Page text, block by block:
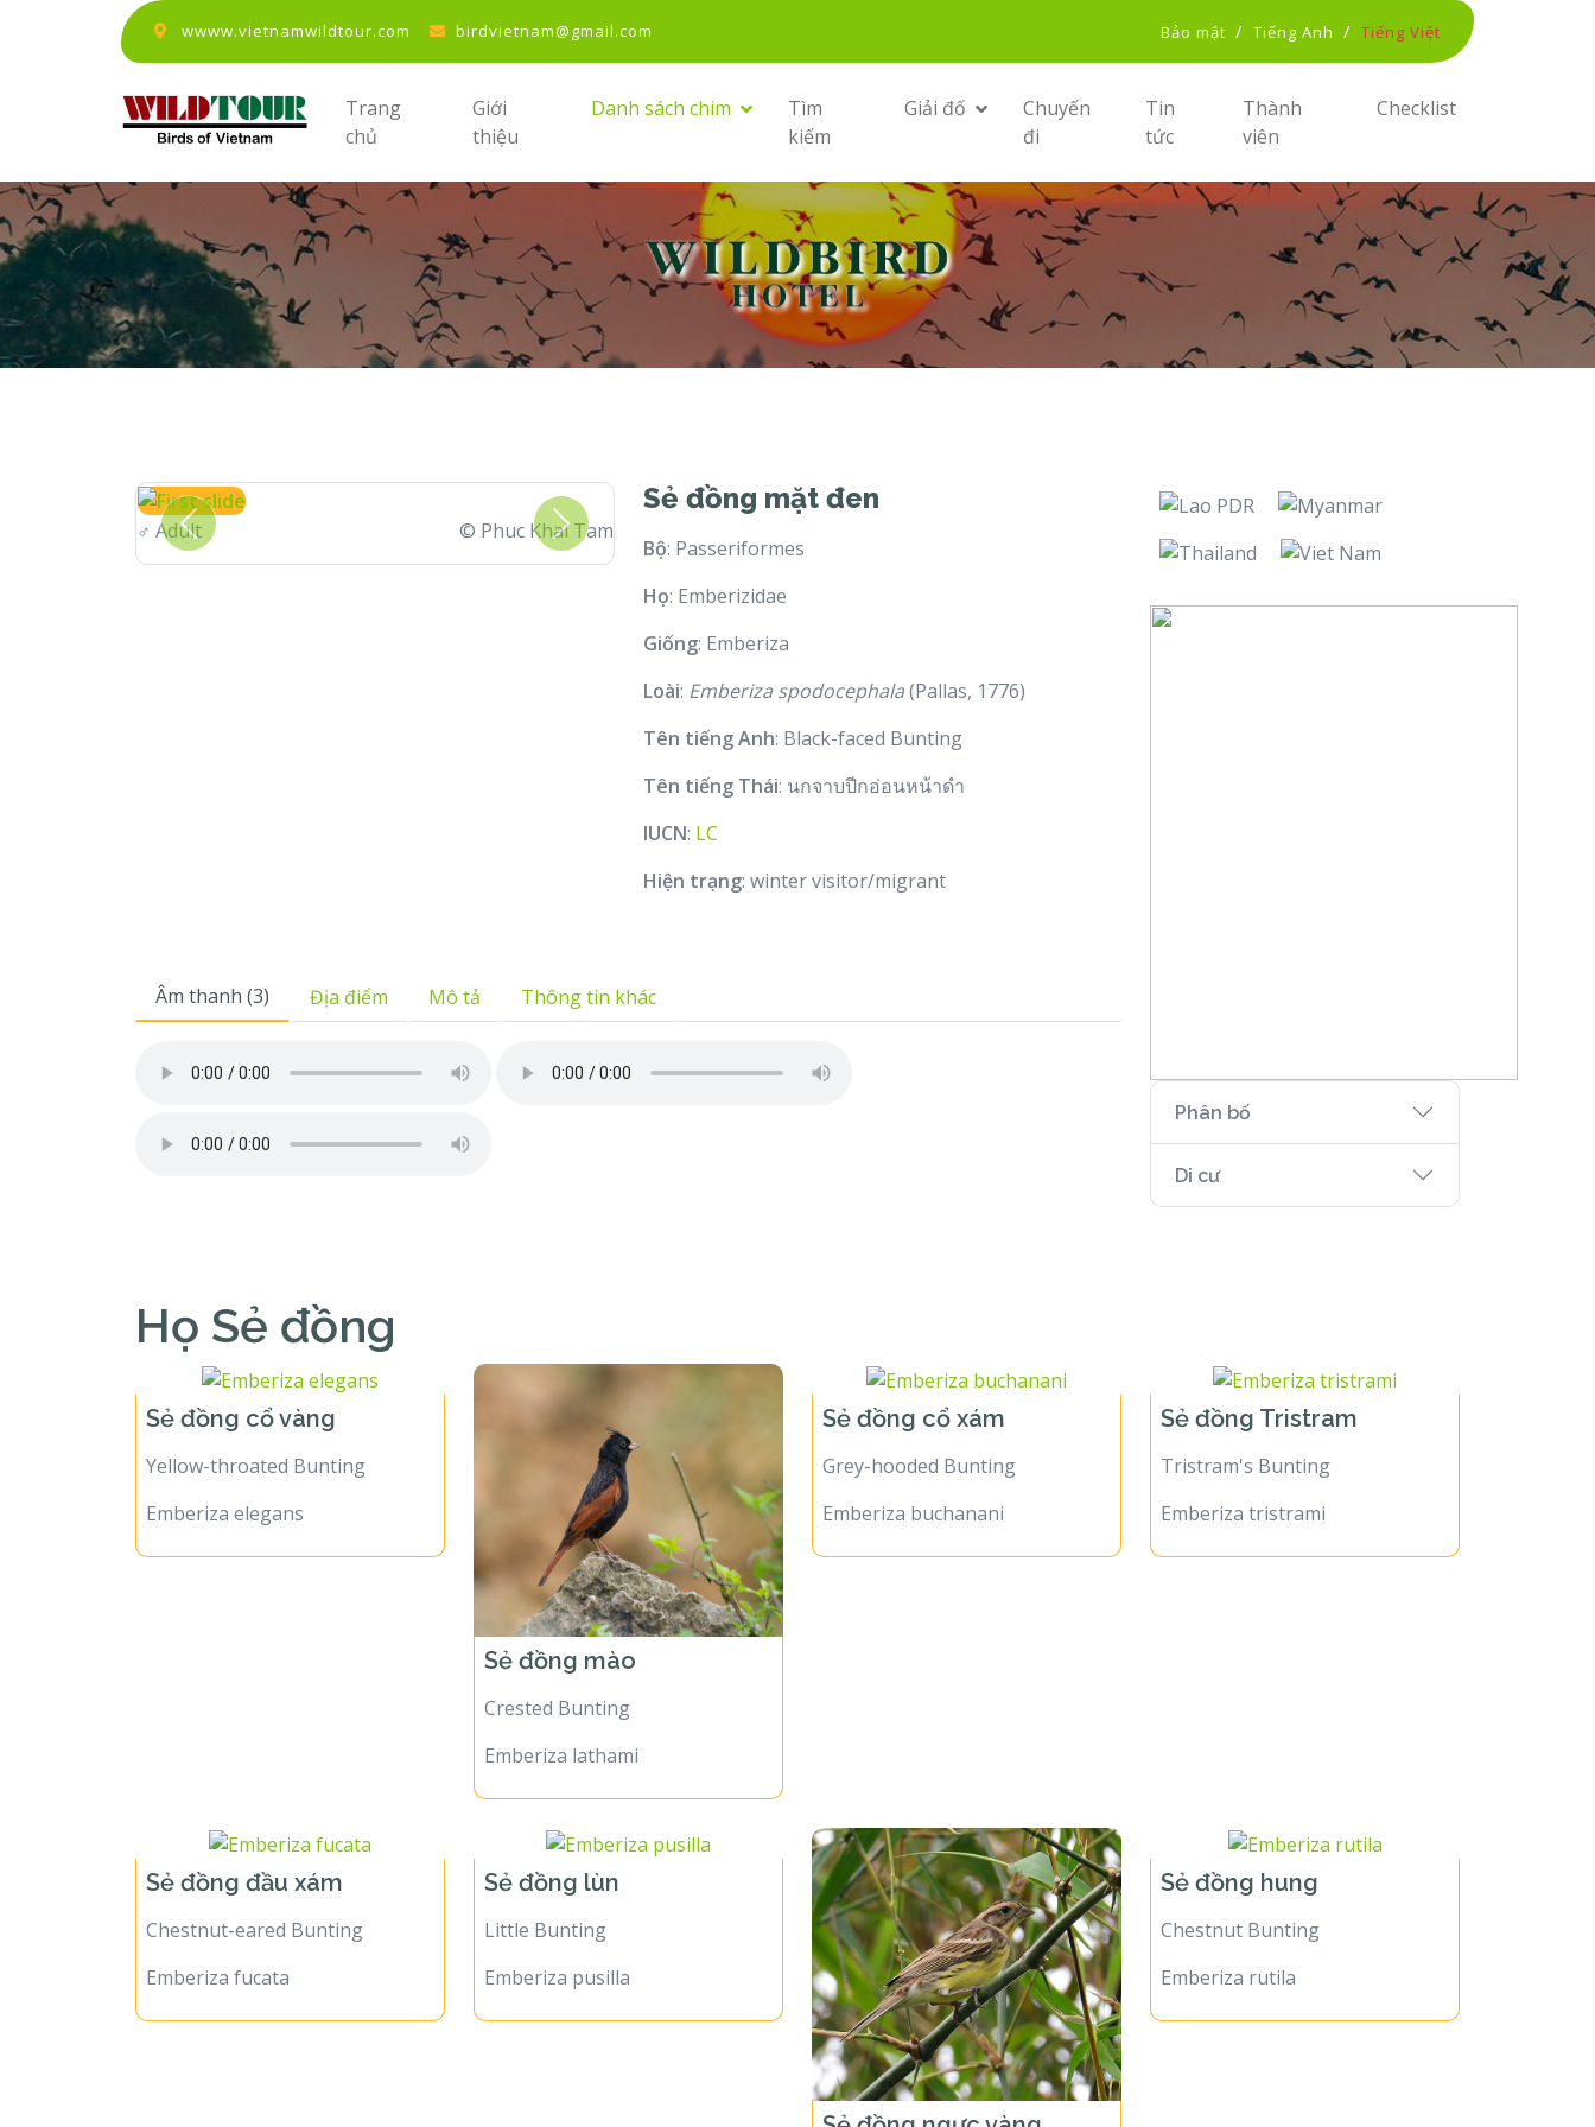
wwww.vietnamwildtour.com birdvietnam@gmail.com Bảo mật / Tiếng Anh / Tiếng Việt
Trang
chủ
Giới
thiệu
Danh sách chim
Tìm
kiếm
Giải đố
Chuyến
đi
Tin
tức
Thành
viên
Checklist
♂ Adult © Phuc Khai Tam
Previous Next
Sẻ đồng mặt đen
Bộ: Passeriformes
Họ: Emberizidae
Giống: Emberiza
Loài: Emberiza spodocephala(Pallas, 1776)
Tên tiếng Anh: Black-faced Bunting
Tên tiếng Thái: นกจาบปีกอ่อนหน้าดำ
IUCN: LC
Hiện trạng: winter visitor/migrant
Âm thanh (3) Địa điểm Mô tả Thông tin khác
Phân bố
Di cư
Họ Sẻ đồng
Sẻ đồng cổ vàng
Yellow-throated Bunting
Emberiza elegans
Sẻ đồng mào
Crested Bunting
Emberiza lathami
Sẻ đồng cổ xám
Grey-hooded Bunting
Emberiza buchanani
Sẻ đồng Tristram
Tristram's Bunting
Emberiza tristrami
Sẻ đồng đầu xám
Chestnut-eared Bunting
Emberiza fucata
Sẻ đồng lùn
Little Bunting
Emberiza pusilla
Sẻ đồng hung
Chestnut Bunting
Emberiza rutila